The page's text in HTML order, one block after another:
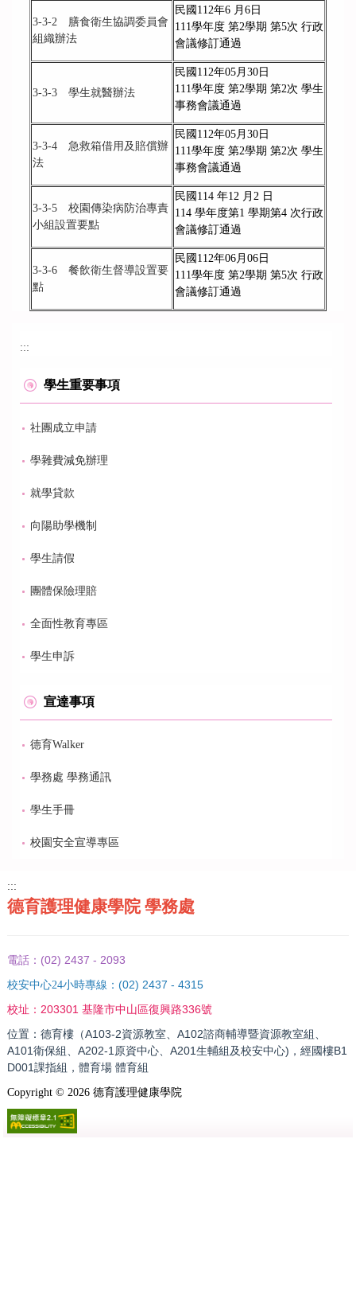
3-3-2 膳食衛生協調委員會
組織辦法
民國112年6 月6日
111學年度 第2學期 第5次 行政
會議修訂通過
3-3-3 學生就醫辦法
民國112年05月30日
111學年度 第2學期 第2次 學生
事務會議通過
3-3-4 急救箱借用及賠償辦
法
民國112年05月30日
111學年度 第2學期 第2次 學生
事務會議通過
3-3-5 校園傳染病防治專責
小組設置要點
民國114 年12 月2 日
114 學年度第1 學期第4 次行政
會議修訂通過
3-3-6 餐飲衛生督導設置要
點
民國112年06月06日
111學年度 第2學期 第5次 行政
會議修訂通過
:::
學生重要事項
社團成立申請
學雜費減免辦理
就學貸款
向陽助學機制
學生請假
團體保險理賠
全面性教育專區
學生申訴
宣達事項
德育Walker
學務處 學務通訊
學生手冊
校園安全宣導專區
:::
德育護理健康學院 學務處
電話： (02) 2437 - 2093
校安中心24小時專線： (02) 2437 - 4315
校址： 203301 基隆市中山區復興路336號
位置：德育樓（A103-2資源教室、A102諮商輔導暨資源教室組、
A101衛保組、A202-1原資中心、A201生輔組及校安中心)，經國樓B1
D001課指組，體育場 體育組
Copyright © 2026德育護理健康學院